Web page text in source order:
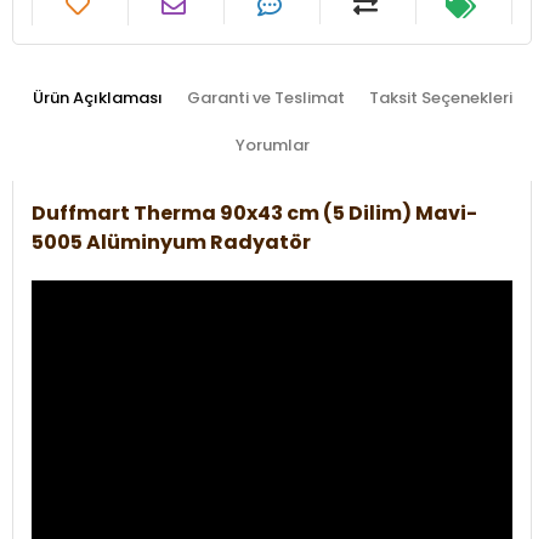
Ürün Açıklaması Garanti ve Teslimat Taksit Seçenekleri
Yorumlar
Duffmart Therma 90x43 cm (5 Dilim) Mavi-
5005 Alüminyum Radyatör